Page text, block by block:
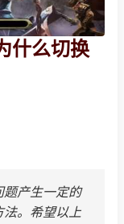
什么切换
题产生一定的
法。希望以上